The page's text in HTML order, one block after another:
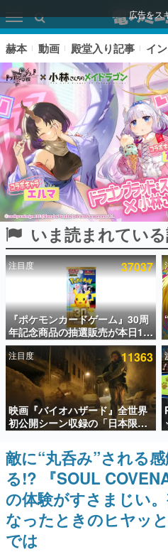
広告をス
ピックアップ
電ファミのいま読まれている記事
アプリセール情報
インタビュー
連載・特集一覧
殿堂入り記事
SNS拡散数が数千以上
ど。多くの人々に読ま
事をまとめました。
ゲームの企画書
名作ゲームクリエイタ
聞きし、ヒットする企
赫本
この物語を解いてはい
赫本 動画 殿堂入り記事 イ
いま読まれてい
注目度 37037
『ポケモンカードゲーム』30周
年記念商品の抽選販売が本日12
時より開始。拡張パック「30th
CELEBRATION」のボックス
に、「プレミアムデッキセット
エーフィ・ブラッキー」
「FUTURISTIC BOX」の計3商
品
注目度 11363
映画『バイオハザード』全世界
初公開シーン収録の「日本限
定」予告映像が解禁。バイオの
日（8月10日）にあわせて、
「ラクーンシティ総合病院」へ
行く配達人の姿が披露
敵に“丸呑み”される
る!? 『SOUL
の体験がすさまじい
なったときのヒヤッ
では